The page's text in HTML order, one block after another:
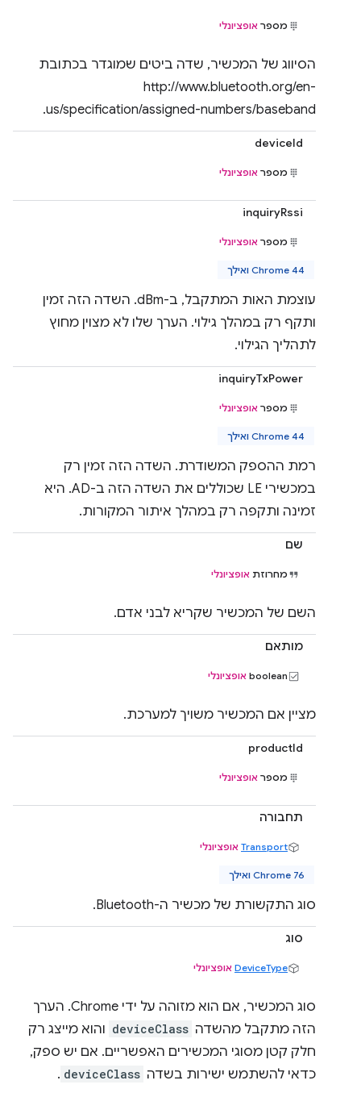
מספר אופציונלי
הסיווג של המכשיר, שדה ביטים שמוגדר בכתובת
http://www.bluetooth.org/en-
us/specification/assigned-numbers/baseband.
deviceId
מספר אופציונלי
inquiryRssi
מספר אופציונלי
Chrome 44 ואילך
עוצמת האות המתקבל, ב-dBm. השדה הזה זמין
ותקף רק במהלך גילוי. הערך שלו לא מצוין מחוץ
לתהליך הגילוי.
inquiryTxPower
מספר אופציונלי
Chrome 44 ואילך
רמת ההספק המשודרת. השדה הזה זמין רק
במכשירי LE שכוללים את השדה הזה ב-AD. היא
זמינה ותקפה רק במהלך איתור המקורות.
שם
מחרוזת אופציונלי
השם של המכשיר שקריא לבני אדם.
מותאם
boolean אופציונלי
מציין אם המכשיר משויך למערכת.
productId
מספר אופציונלי
תחבורה
Transport אופציונלי
Chrome 76 ואילך
סוג התקשורת של מכשיר ה-Bluetooth.
סוג
DeviceType אופציונלי
סוג המכשיר, אם הוא מזוהה על ידי Chrome. הערך
הזה מתקבל מהשדה deviceClass והוא מייצג רק
חלק קטן מסוגי המכשירים האפשריים. אם יש ספק,
כדאי להשתמש ישירות בשדה deviceClass
.